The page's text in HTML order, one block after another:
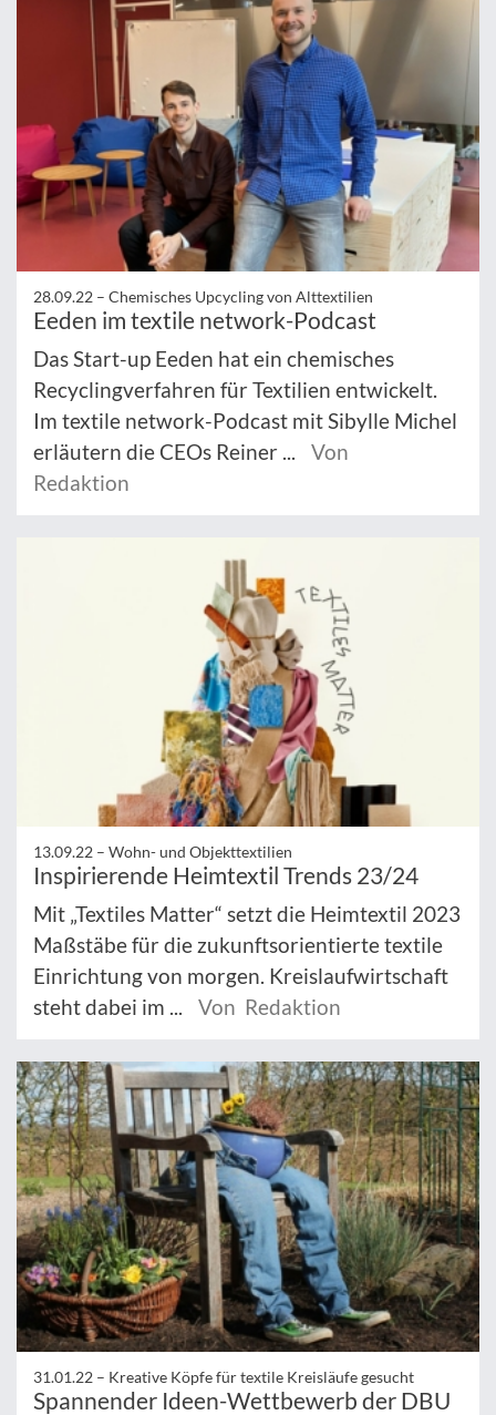
28.09.22 – Chemisches Upcycling von Alttextilien
Eeden im textile network-Podcast
Das Start-up Eeden hat ein chemisches
Recyclingverfahren für Textilien entwickelt.
Im textile network-Podcast mit Sibylle Michel
erläutern die CEOs Reiner ...
Von
Redaktion
13.09.22 – Wohn- und Objekttextilien
Inspirierende Heimtextil Trends 23/24
Mit „Textiles Matter“ setzt die Heimtextil 2023
Maßstäbe für die zukunftsorientierte textile
Einrichtung von morgen. Kreislaufwirtschaft
steht dabei im ...
Von Redaktion
31.01.22 – Kreative Köpfe für textile Kreisläufe gesucht
Spannender Ideen-Wettbewerb der DBU